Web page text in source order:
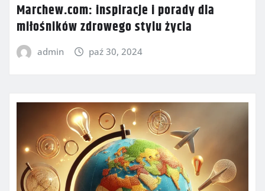
Marchew.com: inspiracje i porady dla
miłośników zdrowego stylu życia
admin paź 30, 2024